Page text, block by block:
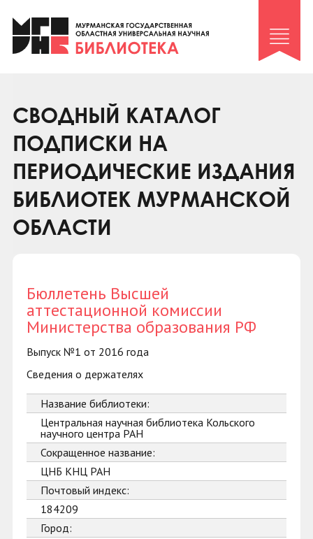
Клуб «Гиря и сельдерей»
Клуб «Семейный архив»
Коллегам
Контакты
СВОДНЫЙ КАТАЛОГ
ПОДПИСКИ НА
ПЕРИОДИЧЕСКИЕ ИЗДАНИЯ
БИБЛИОТЕК МУРМАНСКОЙ
ОБЛАСТИ
Бюллетень Высшей
аттестационной комиссии
Министерства образования РФ
Выпуск №1 от 2016 года
Сведения о держателях
Название библиотеки:
Центральная научная библиотека Кольского
научного центра РАН
Сокращенное название:
ЦНБ КНЦ РАН
Почтовый индекс:
184209
Город: